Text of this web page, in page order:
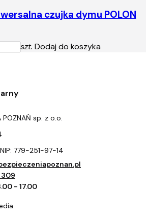
czujka dymu POLON
szt. Dodaj do koszyka
POZNAŃ sp. z o.o.
NIP: 779-251-97-14
309
- 17.00